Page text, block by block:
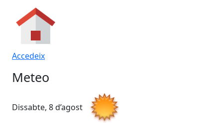
Accedeix
Meteo
Dissabte, 8 d’agost